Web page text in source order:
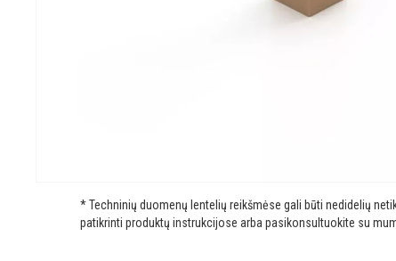
* Techninių duomenų lentelių reikšmėse gali būti nedidelių
patikrinti produktų instrukcijose arba pasikonsultuokite su